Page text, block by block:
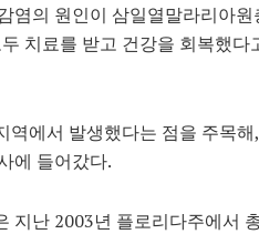
염의 원인이 삼일열말라리아원
치료를 받고 건강을 회복했다
에서 발생했다는 점을 주목해
에 들어갔다.
지난 2003년 플로리다주에서